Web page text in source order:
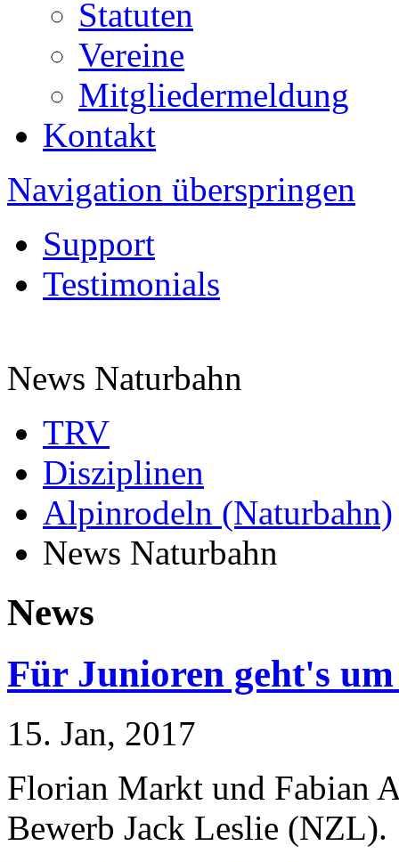
Statuten
Vereine
Mitgliedermeldung
Kontakt
Navigation überspringen
Support
Testimonials
News Naturbahn
TRV
Disziplinen
Alpinrodeln (Naturbahn)
News Naturbahn
News
Für Junioren geht's
15. Jan, 2017
Florian Markt und Fabian
Bewerb Jack Leslie (NZL).